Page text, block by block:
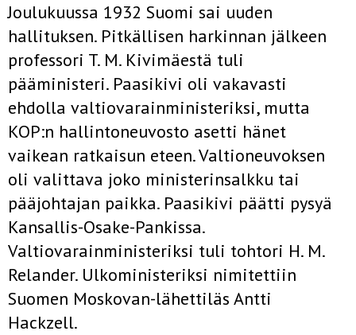
Joulukuussa 1932 Suomi sai uuden
hallituksen. Pitkällisen harkinnan jälkeen
professori T. M. Kivimäestä tuli
pääministeri. Paasikivi oli vakavasti
ehdolla valtiovarainministeriksi, mutta
KOP:n hallintoneuvosto asetti hänet
vaikean ratkaisun eteen. Valtioneuvoksen
oli valittava joko ministerinsalkku tai
pääjohtajan paikka. Paasikivi päätti pysyä
Kansallis-Osake-Pankissa.
Valtiovarainministeriksi tuli tohtori H. M.
Relander. Ulkoministeriksi nimitettiin
Suomen Moskovan-lähettiläs Antti
Hackzell.